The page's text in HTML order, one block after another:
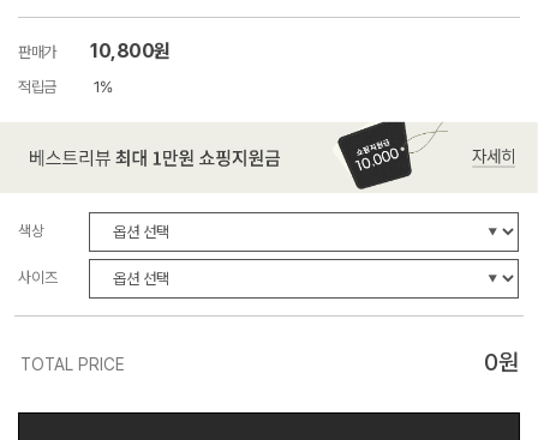
판매가 10,800원
적립금 1%
색상
사이즈
TOTAL PRICE 0원